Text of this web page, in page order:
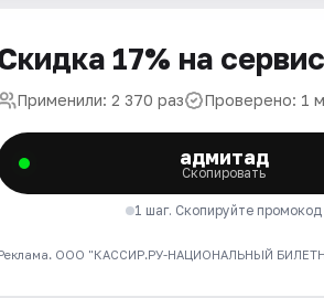
17% на
Применили: 2 370 раз Проверено: 1
адмитад
Скопировать
1 шаг. Скопируйте промокод
ООО "КАССИР.РУ-НАЦИОНАЛЬНЫЙ